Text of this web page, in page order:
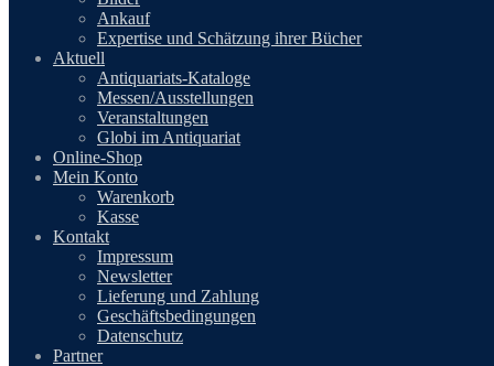
Ankauf
Expertise und Schätzung ihrer Bücher
Aktuell
Antiquariats-Kataloge
Messen/Ausstellungen
Veranstaltungen
Globi im Antiquariat
Online-Shop
Mein Konto
Warenkorb
Kasse
Kontakt
Impressum
Newsletter
Lieferung und Zahlung
Geschäftsbedingungen
Datenschutz
Partner